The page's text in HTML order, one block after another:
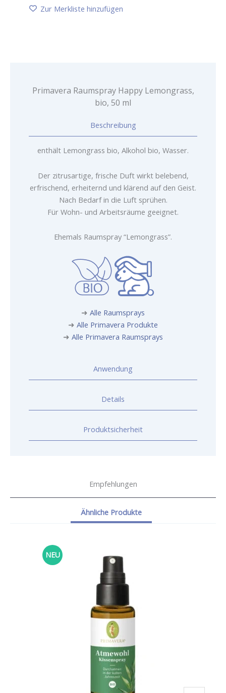
bio, Zur Merkliste hinzufügen
Primavera Raumspray Happy Lemongrass,
bio, 50 ml
Beschreibung
enthält Lemongrass bio, Alkohol bio, Wasser.
Der zitrusartige, frische Duft wirkt belebend,
erfrischend, erheiternd und klärend auf den Geist.
Nach Bedarf in die Luft sprühen.
Für Wohn- und Arbeitsräume geeignet.
Ehemals Raumspray “Lemongrass”.
➜ Alle Raumsprays
➜ Alle Primavera Produkte
➜ Alle Primavera Raumsprays
Anwendung
Details
Produktsicherheit
Empfehlungen
Ähnliche Produkte
NEU